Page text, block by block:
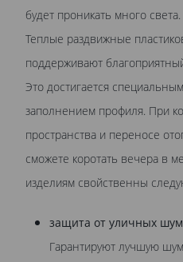
будет проникать много света.
Теплые раздвижные
поддерживают
Это достигается
заполнением профиля. При
пространства и переносе
сможете коротать вечера в
изделиям свойственны
защита от уличных
Гарантируют лучшую